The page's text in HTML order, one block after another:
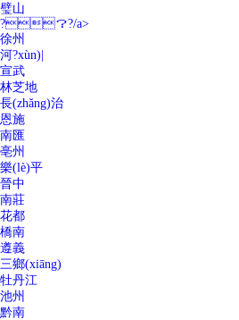
璧山
?？?/a>
徐州
河?xùn)|
宣武
林芝地
長(zhǎng)治
恩施
南匯
亳州
樂(lè)平
晉中
南莊
花都
橋南
遵義
三鄉(xiāng)
牡丹江
池州
黔南